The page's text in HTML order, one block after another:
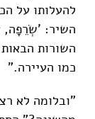
להעלותו על
השיר: 'שְׂרֵפָה,
השורות
כמו העיירה."
"ובלומה לא